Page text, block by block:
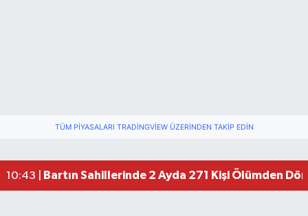
TÜM PIYASALARI TRADINGVIEW ÜZERINDEN TAKIP EDIN
10:43 | Bartın Sahillerinde 2 Ayda 271 Kişi Ölümden